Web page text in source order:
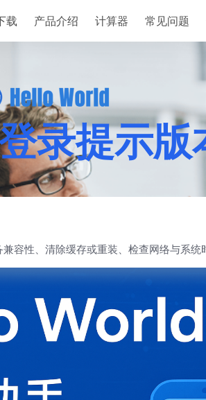
载 产品介绍 计算器 常见问题
录提示版
性、清除缓存或重装、检查网络与系统